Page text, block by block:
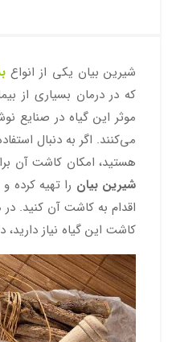
شیرین بیان یکی از انواع
که در درمان بسیاری از
موثر این گیاه در صنایع
می‌کنند. اگر به دنبال
هستید، امکان کاشت آن
شیرین بیان را تهیه کرده
اقدام به کاشت آن کنید.
کاشت این گیاه نیاز دارید،